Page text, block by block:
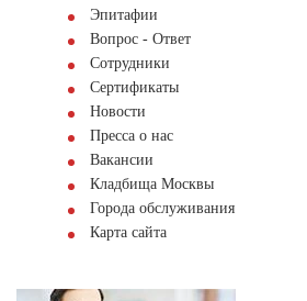
Эпитафии
Вопрос - Ответ
Сотрудники
Сертификаты
Новости
Пресса о нас
Вакансии
Кладбища Москвы
Города обслуживания
Карта сайта